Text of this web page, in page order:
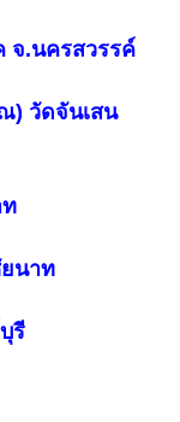
จ.นครสวรรค์
) วัดจันเสน
นาท
รี